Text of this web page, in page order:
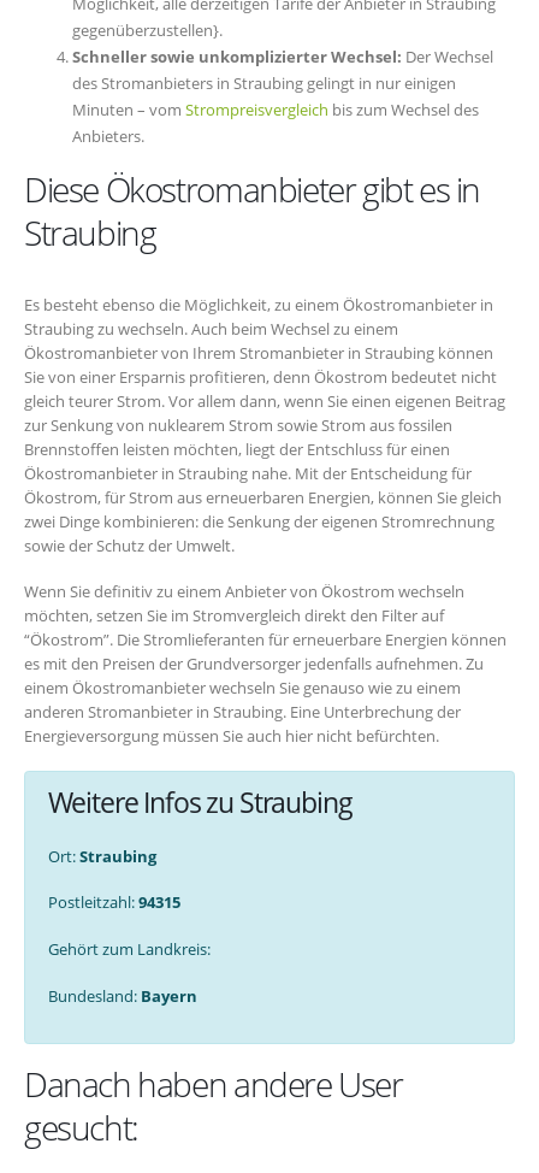
gegenüberzustellen}.
Schneller sowie unkomplizierter Wechsel: Der Wechsel
des Stromanbieters in Straubing gelingt in nur einigen
Minuten – vom Strompreisvergleich bis zum Wechsel des
Anbieters.
Diese Ökostromanbieter gibt es in
Straubing
Es besteht ebenso die Möglichkeit, zu einem Ökostromanbieter in
Straubing zu wechseln. Auch beim Wechsel zu einem
Ökostromanbieter von Ihrem Stromanbieter in Straubing können
Sie von einer Ersparnis profitieren, denn Ökostrom bedeutet nicht
gleich teurer Strom. Vor allem dann, wenn Sie einen eigenen Beitrag
zur Senkung von nuklearem Strom sowie Strom aus fossilen
Brennstoffen leisten möchten, liegt der Entschluss für einen
Ökostromanbieter in Straubing nahe. Mit der Entscheidung für
Ökostrom, für Strom aus erneuerbaren Energien, können Sie gleich
zwei Dinge kombinieren: die Senkung der eigenen Stromrechnung
sowie der Schutz der Umwelt.
Wenn Sie definitiv zu einem Anbieter von Ökostrom wechseln
möchten, setzen Sie im Stromvergleich direkt den Filter auf
“Ökostrom”. Die Stromlieferanten für erneuerbare Energien können
es mit den Preisen der Grundversorger jedenfalls aufnehmen. Zu
einem Ökostromanbieter wechseln Sie genauso wie zu einem
anderen Stromanbieter in Straubing. Eine Unterbrechung der
Energieversorgung müssen Sie auch hier nicht befürchten.
Weitere Infos zu Straubing
Ort:Straubing
Postleitzahl:94315
Gehört zum Landkreis:
Bundesland: Bayern
Danach haben andere User
gesucht: